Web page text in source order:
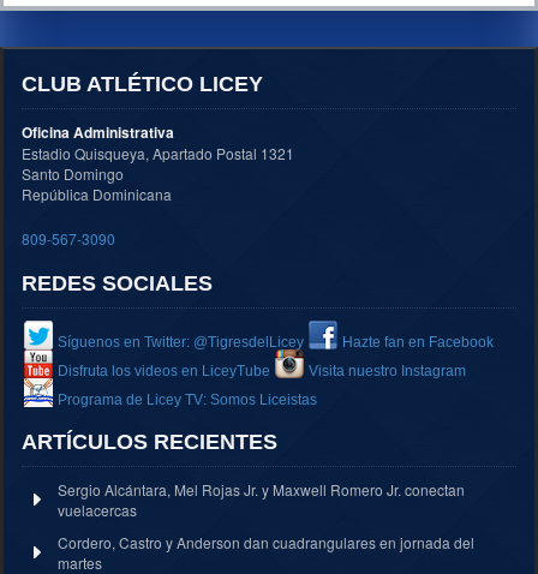
CLUB ATLÉTICO LICEY
Oficina Administrativa
Estadio Quisqueya, Apartado Postal 1321
Santo Domingo
República Dominicana
809-567-3090
REDES SOCIALES
Síguenos en Twitter: @TigresdelLicey
Hazte fan en Facebook
Disfruta los videos en LiceyTube
Visita nuestro Instagram
Programa de Licey TV: Somos Liceistas
ARTÍCULOS RECIENTES
Sergio Alcántara, Mel Rojas Jr. y Maxwell Romero Jr. conectan
vuelacercas
Cordero, Castro y Anderson dan cuadrangulares en jornada del
martes